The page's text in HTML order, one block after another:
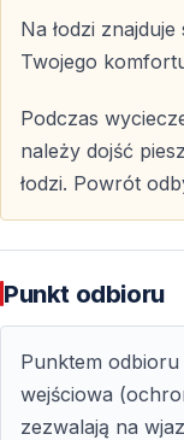
Dlaczego
Łodzią w Side?
Pełna
Łódź dostępna
Spokojna,
Brak pośpiechu i
Elastyczna i
Możliwość
Idealna opcja dla
Świetny wybór na
Na łodzi znajduje
Twojego
Podczas
należy dojść
łodzi. Powrót
Punkt odbioru
Punktem odbioru
wejściowa
zezwalają na